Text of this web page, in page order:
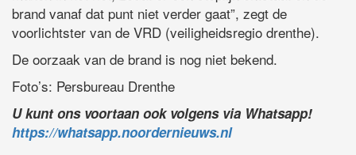
brand vanaf dat punt niet verder gaat”, zegt de
voorlichtster van de VRD (veiligheidsregio drenthe).
De oorzaak van de brand is nog niet bekend.
Foto’s: Persbureau Drenthe
U kunt ons voortaan ook volgens via Whatsapp!
https://whatsapp.noordernieuws.nl